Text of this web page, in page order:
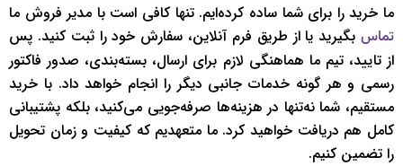
ما خرید را برای شما ساده کرده‌ایم. تنها کافی‌ است با مدیر فروش ما
تماس بگیرید یا از طریق فرم آنلاین، سفارش خود را ثبت کنید. پس
از تایید، تیم ما هماهنگی لازم برای ارسال، بسته‌بندی، صدور فاکتور
رسمی و هر گونه خدمات جانبی دیگر را انجام خواهد داد. با خرید
مستقیم، شما نه‌تنها در هزینه‌ها صرفه‌جویی می‌کنید، بلکه پشتیبانی
کامل هم دریافت خواهید کرد. ما متعهدیم که کیفیت و زمان تحویل
را تضمین کنیم.